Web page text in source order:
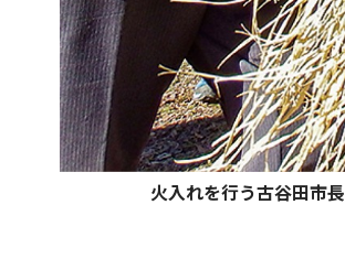
火入れを行う古谷田市長